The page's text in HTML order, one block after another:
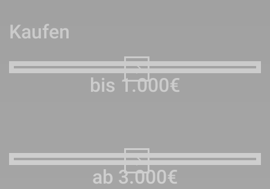
Kaufen
bis 1.000€
ab 3.000€